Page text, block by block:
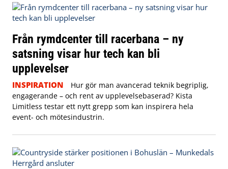
Från rymdcenter till racerbana – ny
satsning visar hur tech kan bli
upplevelser
INSPIRATION
Hur gör man avancerad teknik begriplig,
engagerande – och rent av upplevelsebaserad? Kista
Limitless testar ett nytt grepp som kan inspirera hela
event- och mötesindustrin.